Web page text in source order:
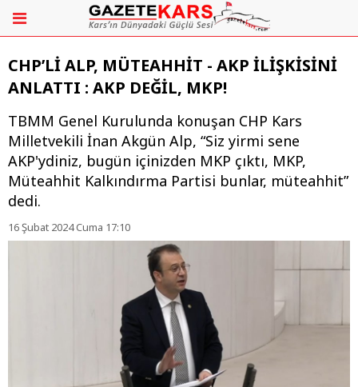
CHP’Lİ ALP, MÜTEAHHİT - AKP İLİŞKİSİNİ
ANLATTI : AKP DEĞİL, MKP!
TBMM Genel Kurulunda konuşan CHP Kars
Milletvekili İnan Akgün Alp, “Siz yirmi sene
AKP'ydiniz, bugün içinizden MKP çıktı, MKP,
Müteahhit Kalkındırma Partisi bunlar, müteahhit”
dedi.
16 Şubat 2024 Cuma 17:10